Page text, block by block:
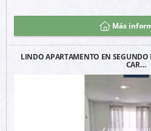
Más
LINDO APARTAMENTO EN SEGUNDO
CAR…